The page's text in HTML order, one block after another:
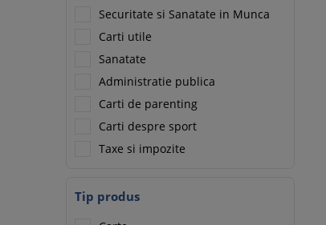
Securitate si Sanatate in Munca
Carti utile
Sanatate
Administratie publica
Carti de parenting
Carti despre sport
Taxe si impozite
Tip produs